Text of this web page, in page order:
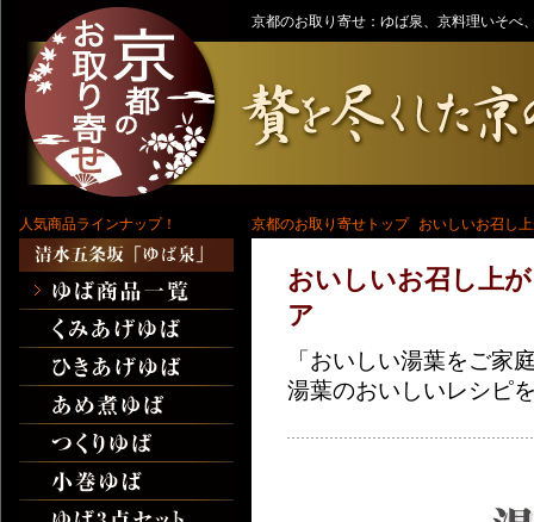
京都のお取り寄せ：ゆば泉、京料理いそべ
京都のお取り寄せトップ おいしいお召し
おいしいお召し上
ア
「おいしい湯葉をご家
湯葉のおいしいレシピ
人気商品ラインナップ！